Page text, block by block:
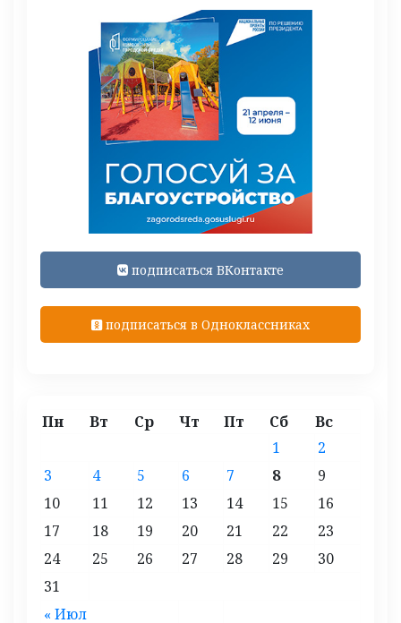
подписаться ВКонтакте
подписаться в Одноклассниках
Пн Вт Ср Чт Пт Сб Вс
« Июл
1
2
3
4 5 6 7 8
9
10
11 12 13 14 15
16
17
18 19 20 21 22
23
24
25 26 27 28 29
30
31